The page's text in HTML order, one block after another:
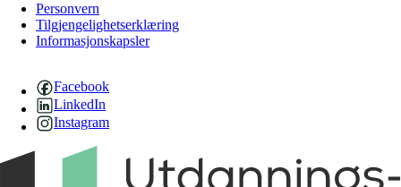
Personvern
Tilgjengelighetserklæring
Informasjonskapsler
Facebook
LinkedIn
Instagram